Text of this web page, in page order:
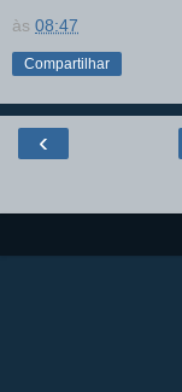
às 08:47
Compartilhar
‹